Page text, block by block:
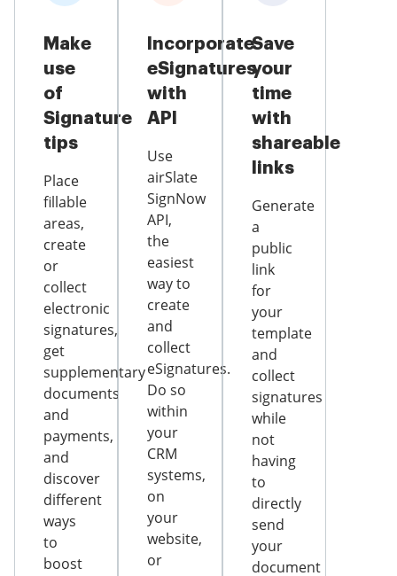
Make
use
of
Signature
tips
Place
fillable
areas,
create
or
collect
electronic
signatures,
get
supplementary
documents
and
payments,
and
discover
different
ways
to
boost
Incorporate
eSignatures
with
API
Use
airSlate
SignNow
API,
the
easiest
way to
create
and
collect
eSignatures.
Do so
within
your
CRM
systems,
on
your
website,
or
Save
your
time
with
shareable
links
Generate
a
public
link
for
your
template
and
collect
signatures
while
not
having
to
directly
send
your
document